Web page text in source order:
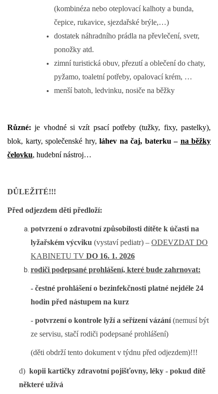
(kombinéza nebo oteplovací kalhoty a bunda,
čepice, rukavice, sjezdařské brýle,…)
dostatek náhradního prádla na převlečení, svetr,
ponožky atd.
zimní turistická obuv, přezutí a oblečení do chaty,
pyžamo, toaletní potřeby, opalovací krém, …
menší batoh, ledvinku, nosiče na běžky
Různé:je vhodné si vzít psací potřeby (tužky, fixy, pastelky),
blok, karty, společenské hry, láhev na čaj, baterku – na běžky
čelovku, hudební nástroj…
DŮLEŽITÉ!!!
Před odjezdem děti předloží:
potvrzení o zdravotní způsobilosti dítěte k účasti na
lyžařském výcviku (vystaví pediatr) – ODEVZDAT DO
KABINETU TV DO 16. 1. 2026
rodiči podepsané prohlášení, které bude zahrnovat:
- čestné prohlášení o bezinfekčnosti platné nejdéle 24
hodin před nástupem na kurz
- potvrzení o kontrole lyží a seřízení vázání(nemusí být
ze servisu, stačí rodiči podepsané prohlášení)
(děti obdrží tento dokument v týdnu před odjezdem)!!!
d) kopii kartičky zdravotní pojišťovny, léky - pokud dítě
některé užívá